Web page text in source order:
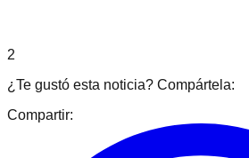
2
¿Te gustó esta noticia? Compártela:
Compartir: